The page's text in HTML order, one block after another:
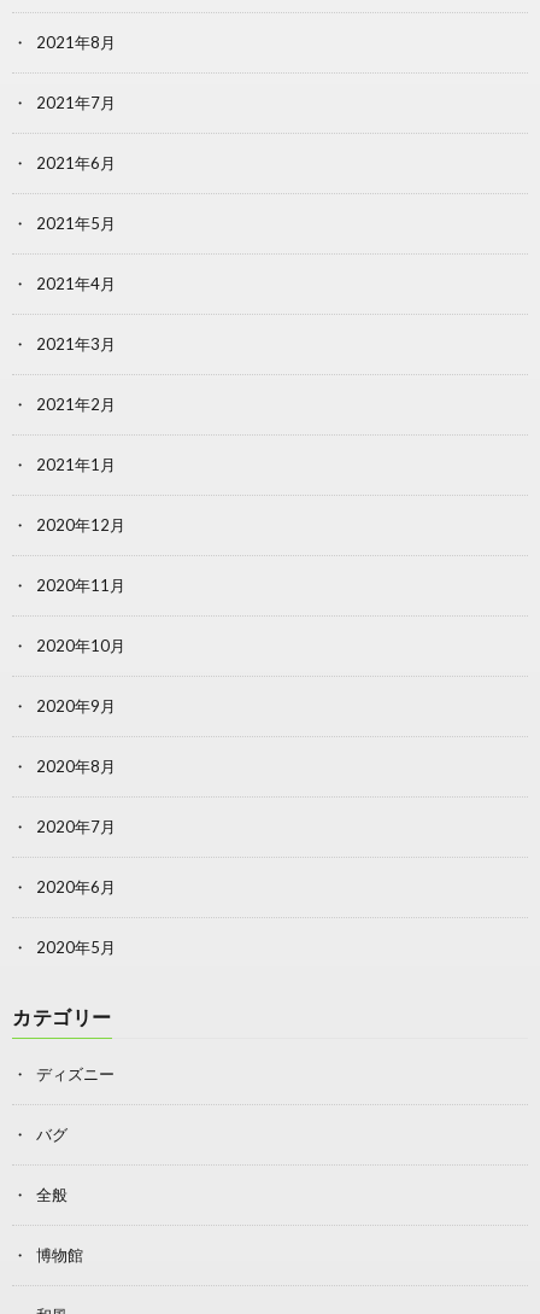
2021年8月
2021年7月
2021年6月
2021年5月
2021年4月
2021年3月
2021年2月
2021年1月
2020年12月
2020年11月
2020年10月
2020年9月
2020年8月
2020年7月
2020年6月
2020年5月
カテゴリー
ディズニー
バグ
全般
博物館